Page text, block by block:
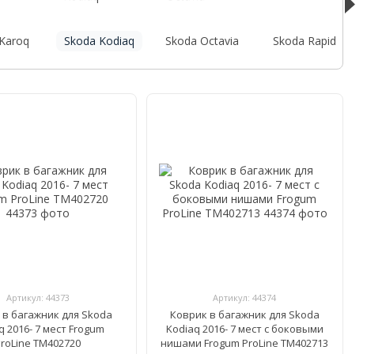
Skoda Kodiaq Skoda Octavia Skoda Rapid
Артикул: 44373
багажник для Skoda
2016- 7 мест Frogum
TM402720
Артикул: 44374
Коврик в багажник для Skoda
Kodiaq 2016- 7 мест с боковыми
нишами Frogum ProLine TM402713